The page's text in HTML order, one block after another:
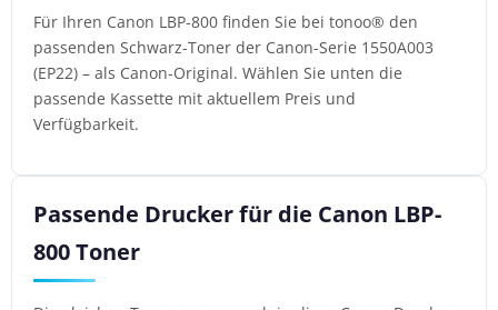
Für Ihren Canon LBP-800 finden Sie bei tonoo® den
passenden Schwarz-Toner der Canon-Serie 1550A003
(EP22) – als Canon-Original. Wählen Sie unten die
passende Kassette mit aktuellem Preis und
Verfügbarkeit.
Passende Drucker für die Canon LBP-
800 Toner